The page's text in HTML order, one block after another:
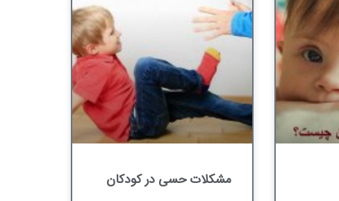
مشکلات حسی در کودکان